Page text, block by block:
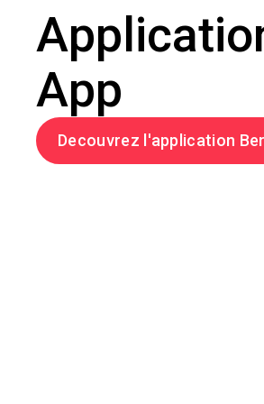
App
Decouvrez l'application